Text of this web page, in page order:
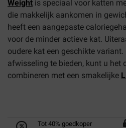
Weight is speciaal voor katten
die makkelijk aankomen in
heeft een aangepaste
voor de minder actieve kat.
oudere kat een geschikte
afwisseling te bieden, kunt u het
combineren met een smakelijke
Tot 40% goedkoper